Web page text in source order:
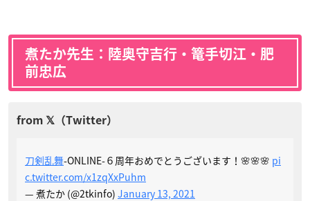
煮たか先生：陸奥守吉行・篭手切江・肥
前忠広
刀剣乱舞-ONLINE-６周年おめでとうございます！🌸🌸🌸 pi
c.twitter.com/x1zqXxPuhm
— 煮たか (@2tkinfo) January 13, 2021